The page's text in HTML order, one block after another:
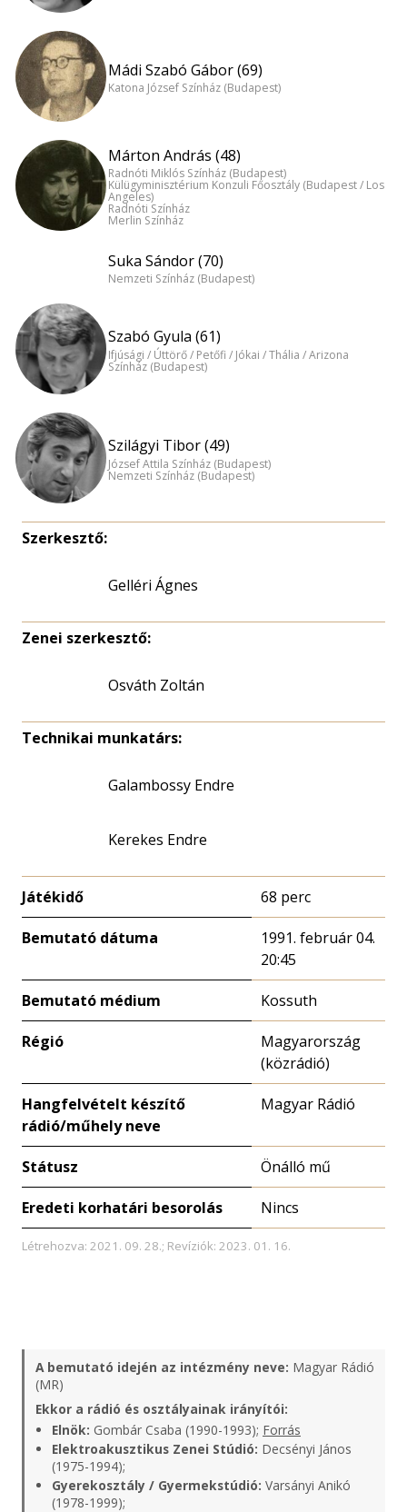
Mádi Szabó Gábor (69)
Katona József Színház (Budapest)
Márton András (48)
Radnóti Miklós Színház (Budapest)
Külügyminisztérium Konzuli Főosztály (Budapest / Los
Angeles)
Radnóti Színház
Merlin Színház
Suka Sándor (70)
Nemzeti Színház (Budapest)
Szabó Gyula (61)
Ifjúsági / Úttörő / Petőfi / Jókai / Thália / Arizona
Színház (Budapest)
Szilágyi Tibor (49)
József Attila Színház (Budapest)
Nemzeti Színház (Budapest)
Szerkesztő:
Gelléri Ágnes
Zenei szerkesztő:
Osváth Zoltán
Technikai munkatárs:
Galambossy Endre
Kerekes Endre
Játékidő 68 perc
Bemutató dátuma
1991. február 04.
20:45
Bemutató médium Kossuth
Régió
Magyarország
(közrádió)
Hangfelvételt készítő
rádió/műhely neve
Magyar Rádió
Státusz Önálló mű
Eredeti korhatári besorolás Nincs
Létrehozva: 2021. 09. 28.; Revíziók: 2023. 01. 16.
A bemutató idején az intézmény neve: Magyar Rádió
(MR)
Ekkor a rádió és osztályainak irányítói:
Elnök: Gombár Csaba (1990-1993); Forrás
Elektroakusztikus Zenei Stúdió: Decsényi János
(1975-1994);
Gyerekosztály / Gyermekstúdió: Varsányi Anikó
(1978-1999);